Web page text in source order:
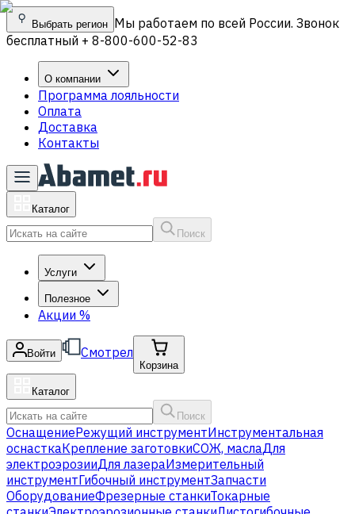
Выбрать регион Мы работаем по всей России. Звонок
бесплатный + 8-800-600-52-83
О компании
Программа лояльности
Оплата
Доставка
Контакты
Каталог
Поиск
Услуги
Полезное
Акции %
Войти Смотрел
Корзина
Каталог
Поиск
ОснащениеРежущий инструментИнструментальная
оснасткаКрепление заготовкиСОЖ, маслаДля
электроэрозииДля лазераИзмерительный
инструментГибочный инструментЗапчасти
ОборудованиеФрезерные станкиТокарные